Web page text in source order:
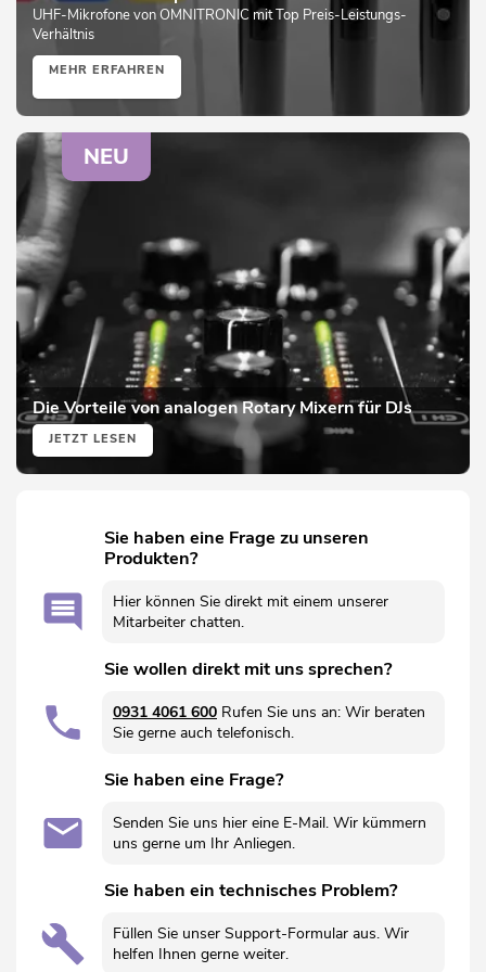
UHF-Mikrofone von OMNITRONIC mit Top Preis-Leistungs-
Verhältnis
MEHR ERFAHREN
NEU
Die Vorteile von analogen Rotary Mixern für DJs
JETZT LESEN
Sie haben eine Frage zu unseren
Produkten?
Hier können Sie direkt mit einem unserer
Mitarbeiter chatten.
Sie wollen direkt mit uns sprechen?
0931 4061 600 Rufen Sie uns an: Wir beraten
Sie gerne auch telefonisch.
Sie haben eine Frage?
Senden Sie uns hier eine E-Mail. Wir kümmern
uns gerne um Ihr Anliegen.
Sie haben ein technisches Problem?
Füllen Sie unser Support-Formular aus. Wir
helfen Ihnen gerne weiter.